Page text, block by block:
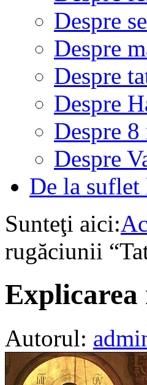
Despre
Despre
Despre
Despre
Despre
Despre
De la suflet
Sunteţi aici:
rugăciunii
Autorul: